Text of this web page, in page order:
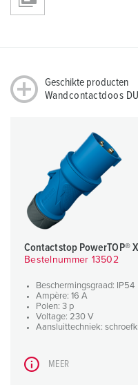
Geschikte producten
Wandcontactdoos
Contactstop PowerTOP®
Bestelnummer 13502
Beschermingsgraad: IP54
Ampère: 16 A
Polen: 3 p
Voltage: 230 V
Aansluittechniek:
MEER